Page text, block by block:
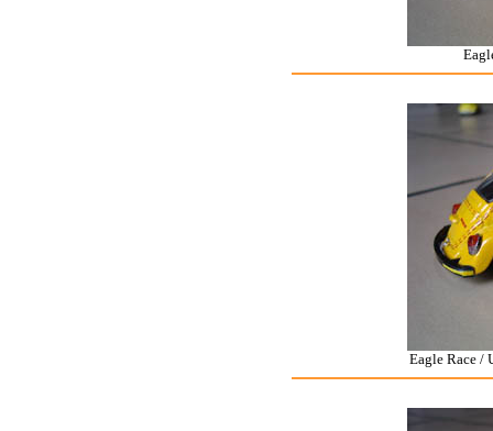
Eagle Race /